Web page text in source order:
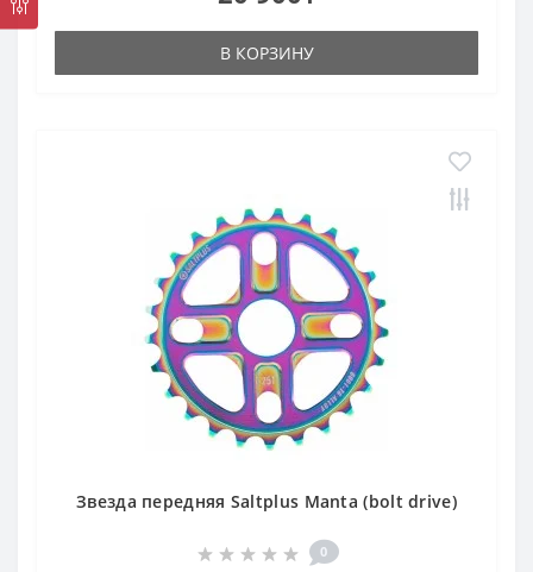
В КОРЗИНУ
Звезда передняя Saltplus Manta (bolt drive)
0